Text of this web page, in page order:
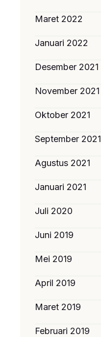
Maret 2022
Januari 2022
Desember 2021
November 2021
Oktober 2021
September 2021
Agustus 2021
Januari 2021
Juli 2020
Juni 2019
Mei 2019
April 2019
Maret 2019
Februari 2019